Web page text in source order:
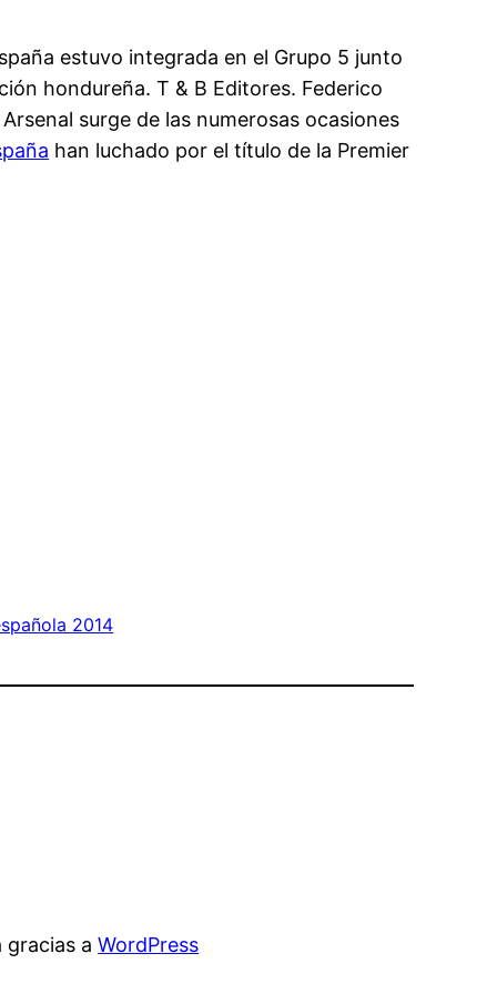
estuvo integrada en el Grupo 5 junto
hondureña. T & B Editores. Federico
surge de las numerosas ocasiones
han luchado por el título de la Premier
2014
gracias aWordPress